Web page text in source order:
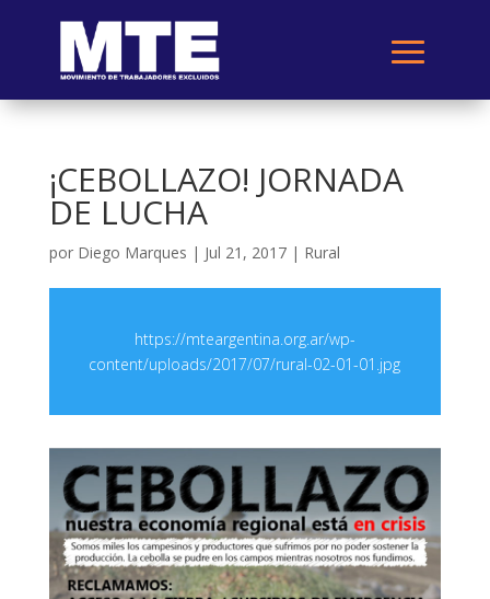
¡CEBOLLAZO! JORNADA
DE LUCHA
por Diego Marques | Jul 21, 2017| Rural
https://mteargentina.org.ar/wp-
content/uploads/2017/07/rural-02-01-01.jpg